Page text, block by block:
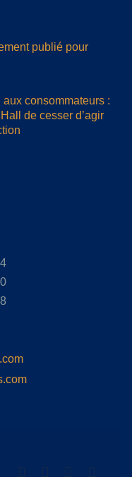
publié pour
consommateurs :
de cesser d’agir